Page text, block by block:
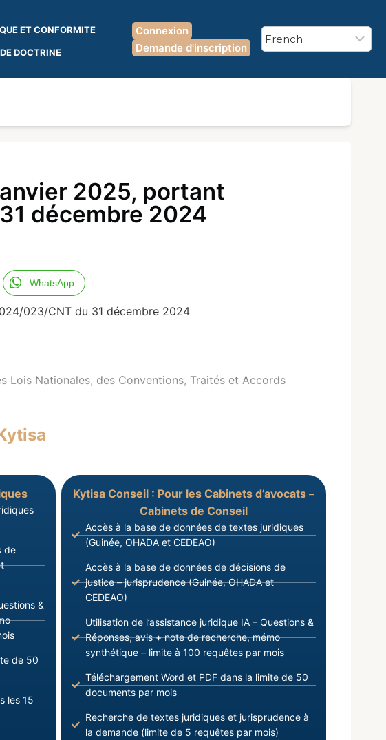
ET CONFORMITE
DOCTRINE
Connexion
Demande d'inscription
2025, portant
décembre 2024
WhatsApp
023/CNT du 31 décembre 2024
Lois Nationales, des Conventions, Traités et Accords
de
&
de 50
les 15
Kytisa Conseil : Pour les Cabinets d’avocats –
Cabinets de Conseil
Accès à la base de données de textes juridiques
(Guinée, OHADA et CEDEAO)
Accès à la base de données de décisions de
justice – jurisprudence (Guinée, OHADA et
CEDEAO)
Utilisation de l’assistance juridique IA – Questions &
Réponses, avis + note de recherche, mémo
synthétique – limite à 100 requêtes par mois
Téléchargement Word et PDF dans la limite de 50
documents par mois
Recherche de textes juridiques et jurisprudence à
la demande (limite de 5 requêtes par mois)